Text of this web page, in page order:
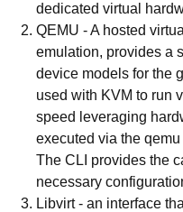
dedicated virtual
QEMU - A hosted
emulation, provides a
device models for the
used with KVM to run
speed leveraging
executed via the
The CLI provides the
necessary
Libvirt- an interface